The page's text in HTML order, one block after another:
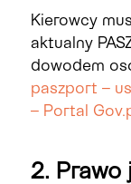
Kierowcy
aktualny
dowodem
paszport –
– Portal
2. Prawo